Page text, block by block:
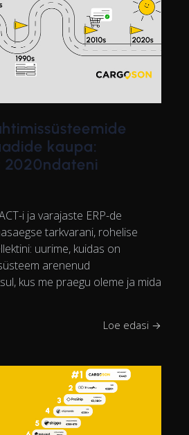
kaupa:
2020ndateni
i ja varajaste ERP-de
tarkvarani, rohelise
uurime, kuidas on
arenenud
kus me praegu oleme ja mida
Loe edasi →